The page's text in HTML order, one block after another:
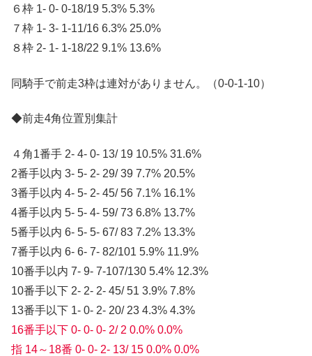
６枠 1- 0- 0-18/19 5.3% 5.3%
７枠 1- 3- 1-11/16 6.3% 25.0%
８枠 2- 1- 1-18/22 9.1% 13.6%
同騎手で前走3枠は連対がありません。（0-0-1-10）
◆前走4角位置別集計
４角1番手 2- 4- 0- 13/ 19 10.5% 31.6%
2番手以内 3- 5- 2- 29/ 39 7.7% 20.5%
3番手以内 4- 5- 2- 45/ 56 7.1% 16.1%
4番手以内 5- 5- 4- 59/ 73 6.8% 13.7%
5番手以内 6- 5- 5- 67/ 83 7.2% 13.3%
7番手以内 6- 6- 7- 82/101 5.9% 11.9%
10番手以内 7- 9- 7-107/130 5.4% 12.3%
10番手以下 2- 2- 2- 45/ 51 3.9% 7.8%
13番手以下 1- 0- 2- 20/ 23 4.3% 4.3%
16番手以下 0- 0- 0- 2/ 2 0.0% 0.0%
指 14～18番 0- 0- 2- 13/ 15 0.0% 0.0%